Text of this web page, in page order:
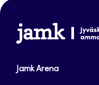
www.jamk.fi
Jamk Arena